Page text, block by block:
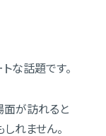
な話題です。
が訪れると
れません。